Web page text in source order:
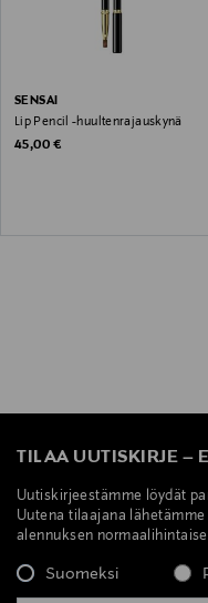
SENSAI
Lip Pencil -huultenrajauskynä
Original Price
45,00 €
TILAA UUTISKIRJE –
Uutiskirjeestämme löydät
Uutena tilaajana
alennuksen
Suomeksi